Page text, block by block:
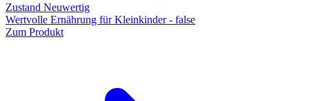
Zustand Neuwertig
Wertvolle Ernährung für Kleinkinder - false
Zum Produkt